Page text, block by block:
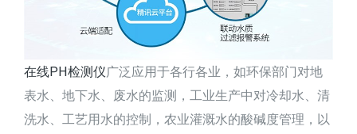
在线PH检测仪广泛应用于各行各业，如环保部门对地
表水、地下水、废水的监测，工业生产中对冷却水、清
洗水、工艺用水的控制，农业灌溉水的酸碱度管理，以